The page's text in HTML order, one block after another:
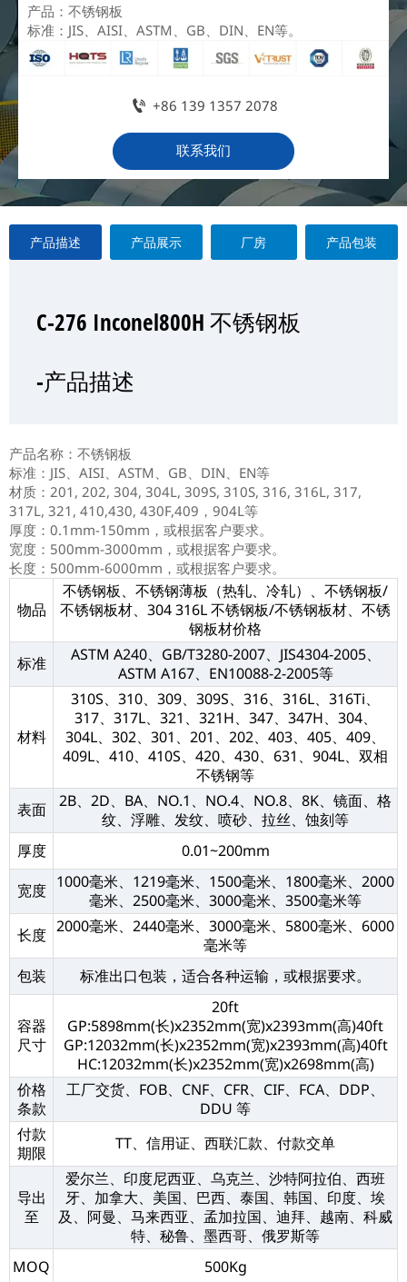
产品：不锈钢板
标准：JIS、AISI、ASTM、GB、DIN、EN等。
 +86 139 1357 2078
联系我们
产品描述 产品展示 厂房 产品包装
C-276 Inconel800H 不锈钢板
-产品描述
产品名称：不锈钢板
标准：JIS、AISI、ASTM、GB、DIN、EN等
材质：201, 202, 304, 304L, 309S, 310S, 316, 316L, 317,
317L, 321, 410,430, 430F,409，904L等
厚度：0.1mm-150mm，或根据客户要求。
宽度：500mm-3000mm，或根据客户要求。
长度：500mm-6000mm，或根据客户要求。
物品
不锈钢板、不锈钢薄板（热轧、冷轧）、不锈钢板/
不锈钢板材、304 316L 不锈钢板/不锈钢板材、不锈
钢板材价格
标准
ASTM A240、GB/T3280-2007、JIS4304-2005、
ASTM A167、EN10088-2-2005等
材料
310S、310、309、309S、316、316L、316Ti、
317、317L、321、321H、347、347H、304、
304L、302、301、201、202、403、405、409、
409L、410、410S、420、430、631、904L、双相
不锈钢等
表面
2B、2D、BA、NO.1、NO.4、NO.8、8K、镜面、格
纹、浮雕、发纹、喷砂、拉丝、蚀刻等
厚度
0.01~200mm
宽度 1000毫米、1219毫米、1500毫米、1800毫米、2000
毫米、2500毫米、3000毫米、3500毫米等
长度 2000毫米、2440毫米、3000毫米、5800毫米、6000
毫米等
包装
标准出口包装，适合各种运输，或根据要求。
容器
尺寸
20ft
GP:5898mm(长)x2352mm(宽)x2393mm(高)40ft
GP:12032mm(长)x2352mm(宽)x2393mm(高)40ft
HC:12032mm(长)x2352mm(宽)x2698mm(高)
价格
条款
工厂交货、FOB、CNF、CFR、CIF、FCA、DDP、
DDU 等
付款
期限
TT、信用证、西联汇款、付款交单
导出
至
爱尔兰、印度尼西亚、乌克兰、沙特阿拉伯、西班
牙、加拿大、美国、巴西、泰国、韩国、印度、埃
及、阿曼、马来西亚、孟加拉国、迪拜、越南、科威
特、秘鲁、墨西哥、俄罗斯等
MOQ
500Kg
C-276 Inconel800H 不锈钢板
—产品展示
C-276 Inconel800H 不锈钢板
-厂房
C-276 Inconel800H 不锈钢板
-产品包装